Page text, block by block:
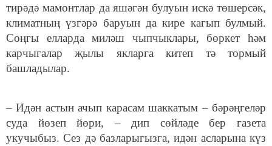
тирәдә мамонтлар да яшәгән булуын искә төшерсәк,
климатның үзгәрә баруын да кире кагып булмый.
Соңгы елларда миләш чыпчыклары, бөркет һәм
карчыгалар җылы якларга китеп тә тормый
башладылар.
– Идән астын ачып карасам шаккатым – бәрәңгеләр
суда йөзеп йөри, – дип сөйләде бер газета
укучыбыз. Сез дә базларыгызга, идән асларына күз